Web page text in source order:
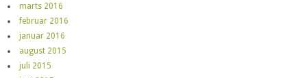
marts 2016
februar 2016
januar 2016
august 2015
juli 2015